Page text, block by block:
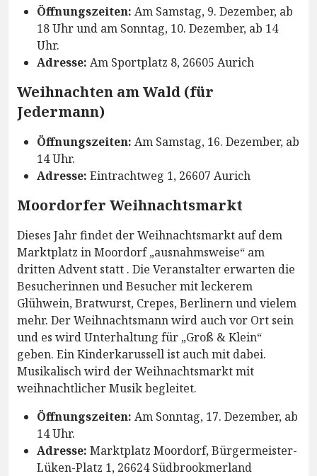
Öffnungszeiten: Am Samstag, 9. Dezember, ab
18 Uhr und am Sonntag, 10. Dezember, ab 14
Uhr.
Adresse: Am Sportplatz 8, 26605 Aurich
Weihnachten am Wald (für
Jedermann)
Öffnungszeiten: Am Samstag, 16. Dezember, ab
14 Uhr.
Adresse: Eintrachtweg 1, 26607 Aurich
Moordorfer Weihnachtsmarkt
Dieses Jahr findet der Weihnachtsmarkt auf dem
Marktplatz in Moordorf „ausnahmsweise“ am
dritten Advent statt . Die Veranstalter erwarten die
Besucherinnen und Besucher mit leckerem
Glühwein, Bratwurst, Crepes, Berlinern und vielem
mehr. Der Weihnachtsmann wird auch vor Ort sein
und es wird Unterhaltung für „Groß & Klein“
geben. Ein Kinderkarussell ist auch mit dabei.
Musikalisch wird der Weihnachtsmarkt mit
weihnachtlicher Musik begleitet.
Öffnungszeiten: Am Sonntag, 17. Dezember, ab
14 Uhr.
Adresse: Marktplatz Moordorf, Bürgermeister-
Lüken-Platz 1, 26624 Südbrookmerland